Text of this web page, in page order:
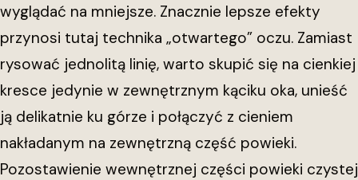
wyglądać na mniejsze. Znacznie lepsze efekty
przynosi tutaj technika „otwartego” oczu. Zamiast
rysować jednolitą linię, warto skupić się na cienkiej
kresce jedynie w zewnętrznym kąciku oka, unieść
ją delikatnie ku górze i połączyć z cieniem
nakładanym na zewnętrzną część powieki.
Pozostawienie wewnętrznej części powieki czystej